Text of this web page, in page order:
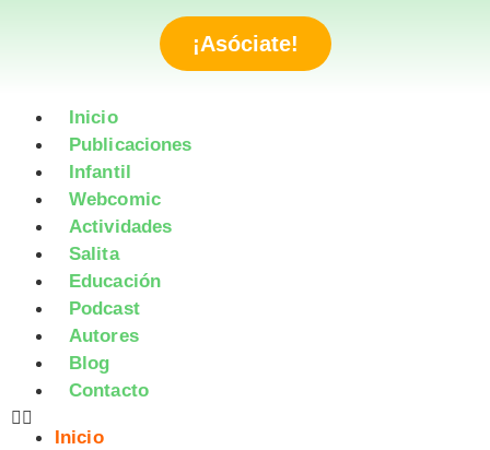
¡Asóciate!
Inicio
Publicaciones
Infantil
Webcomic
Actividades
Salita
Educación
Podcast
Autores
Blog
Contacto
Inicio